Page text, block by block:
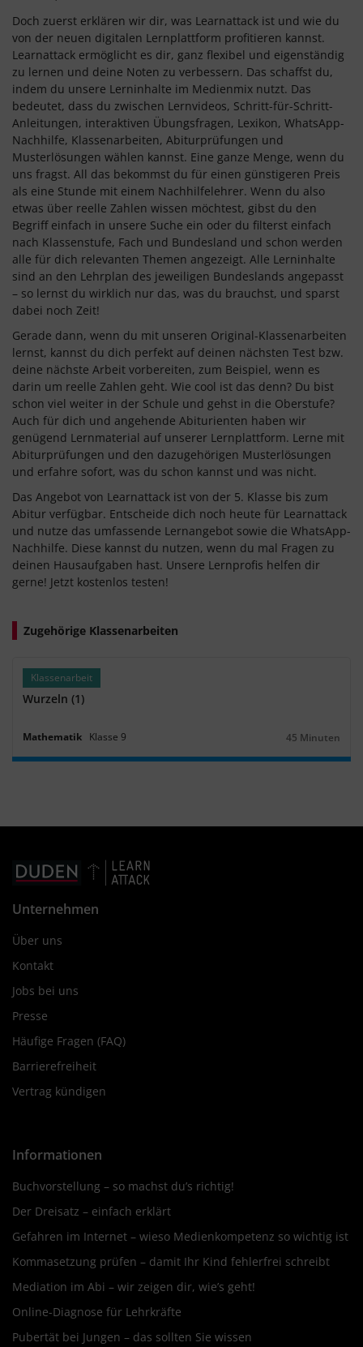
Doch zuerst erklären wir dir, was Learnattack ist und wie du
von der neuen digitalen Lernplattform profitieren kannst.
Learnattack ermöglicht es dir, ganz flexibel und eigenständig
zu lernen und deine Noten zu verbessern. Das schaffst du,
indem du unsere Lerninhalte im Medienmix nutzt. Das
bedeutet, dass du zwischen Lernvideos, Schritt-für-Schritt-
Anleitungen, interaktiven Übungsfragen, Lexikon, WhatsApp-
Nachhilfe, Klassenarbeiten, Abiturprüfungen und
Musterlösungen wählen kannst. Eine ganze Menge, wenn du
uns fragst. All das bekommst du für einen günstigeren Preis
als eine Stunde mit einem Nachhilfelehrer. Wenn du also
etwas über reelle Zahlen wissen möchtest, gibst du den
Begriff einfach in unsere Suche ein oder du filterst einfach
nach Klassenstufe, Fach und Bundesland und schon werden
alle für dich relevanten Themen angezeigt. Alle Lerninhalte
sind an den Lehrplan des jeweiligen Bundeslands angepasst
– so lernst du wirklich nur das, was du brauchst, und sparst
dabei noch Zeit!
Gerade dann, wenn du mit unseren Original-Klassenarbeiten
lernst, kannst du dich perfekt auf deinen nächsten Test bzw.
deine nächste Arbeit vorbereiten, zum Beispiel, wenn es
darin um reelle Zahlen geht. Wie cool ist das denn? Du bist
schon viel weiter in der Schule und gehst in die Oberstufe?
Auch für dich und angehende Abiturienten haben wir
genügend Lernmaterial auf unserer Lernplattform. Lerne mit
Abiturprüfungen und den dazugehörigen Musterlösungen
und erfahre sofort, was du schon kannst und was nicht.
Das Angebot von Learnattack ist von der 5. Klasse bis zum
Abitur verfügbar. Entscheide dich noch heute für Learnattack
und nutze das umfassende Lernangebot sowie die WhatsApp-
Nachhilfe. Diese kannst du nutzen, wenn du mal Fragen zu
deinen Hausaufgaben hast. Unsere Lernprofis helfen dir
gerne! Jetzt kostenlos testen!
Zugehörige Klassenarbeiten
Klassenarbeit
Wurzeln (1)
Mathematik Klasse 9
Dauer:
45 Minuten
Unternehmen
Über uns
Kontakt
Jobs bei uns
Presse
Häufige Fragen (FAQ)
Barrierefreiheit
Vertrag kündigen
Informationen
Buchvorstellung – so machst du’s richtig!
Der Dreisatz – einfach erklärt
Gefahren im Internet – wieso Medienkompetenz so wichtig ist
Kommasetzung prüfen – damit Ihr Kind fehlerfrei schreibt
Mediation im Abi – wir zeigen dir, wie’s geht!
Online-Diagnose für Lehrkräfte
Pubertät bei Jungen – das sollten Sie wissen